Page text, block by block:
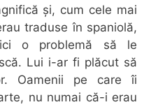
și, cum cele mai
traduse în spaniolă,
o problemă să le
Lui i-ar fi plăcut să
Oamenii pe care îi
nu numai că-i erau